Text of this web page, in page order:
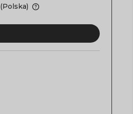
(Polska)